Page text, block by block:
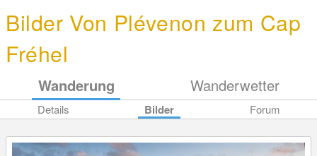
Bilder Von Plévenon zum Cap
Fréhel
Wanderung Wanderwetter
Details Bilder Forum